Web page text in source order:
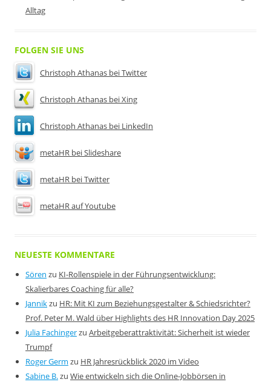
Alltag
FOLGEN SIE UNS
Christoph Athanas bei Twitter
Christoph Athanas bei Xing
Christoph Athanas bei LinkedIn
metaHR bei Slideshare
metaHR bei Twitter
metaHR auf Youtube
NEUESTE KOMMENTARE
Sören zu KI-Rollenspiele in der Führungsentwicklung:
Skalierbares Coaching für alle?
Jannikzu HR: Mit KI zum Beziehungsgestalter & Schiedsrichter?
Prof. Peter M. Wald über Highlights des HR Innovation Day 2025
Julia Fachingerzu Arbeitgeberattraktivität: Sicherheit ist wieder
Trumpf
Roger Germ zu HR Jahresrückblick 2020 im Video
Sabine B.zu Wie entwickeln sich die Online-Jobbörsen in